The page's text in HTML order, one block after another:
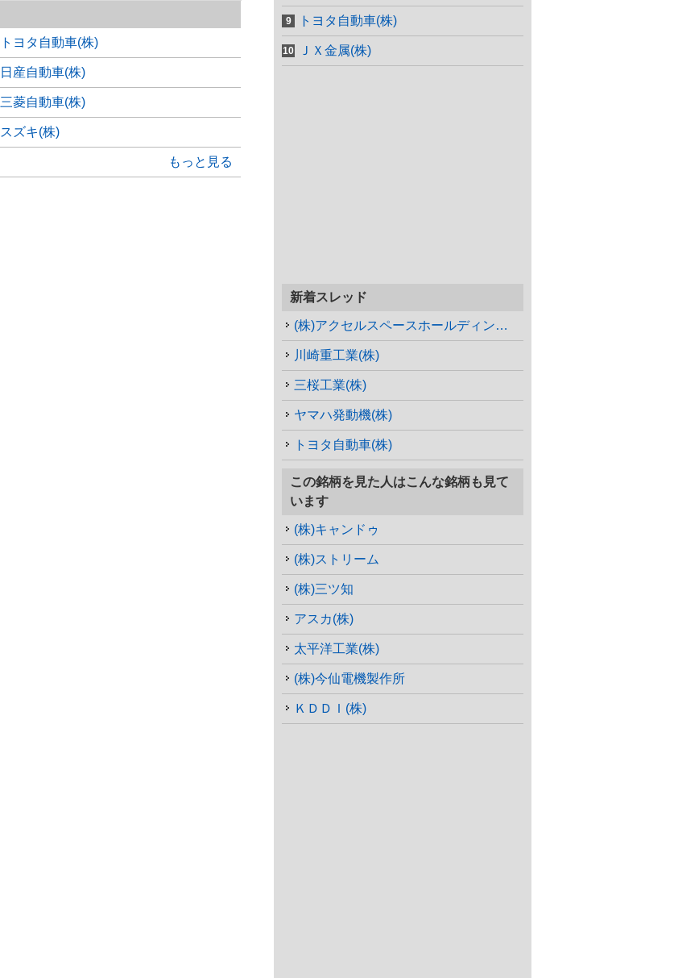
トヨタ自動車(株)
日産自動車(株)
三菱自動車(株)
スズキ(株)
もっと見る
トヨタ自動車(株)
ＪＸ金属(株)
新着スレッド
(株)アクセルスペースホールディングス
川崎重工業(株)
三桜工業(株)
ヤマハ発動機(株)
トヨタ自動車(株)
この銘柄を見た人はこんな銘柄も見て
います
(株)キャンドゥ
(株)ストリーム
(株)三ツ知
アスカ(株)
太平洋工業(株)
(株)今仙電機製作所
ＫＤＤＩ(株)